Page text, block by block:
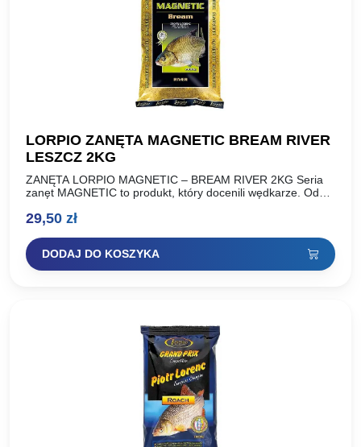
LORPIO ZANĘTA MAGNETIC BREAM RIVER
LESZCZ 2KG
ZANĘTA LORPIO MAGNETIC – BREAM RIVER 2KG Seria
zanęt MAGNETIC to produkt, który docenili wędkarze. Od
stwierdzić, że…
29,50 zł
DODAJ DO KOSZYKA